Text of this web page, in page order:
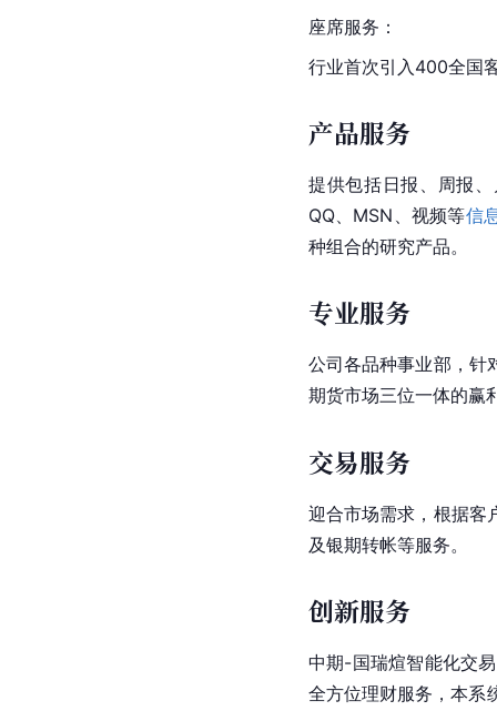
座席服务：
行业首次引入400全国
产品服务
提供包括日报、周报
QQ、 MSN 、视频等信
种组合的研究产品。
专业服务
公司各品种事业部，针
期货市场三位一体的赢
交易服务
迎合市场需求，根据客
及银期转帐等服务。
创新服务
中期-国瑞煊智能化交
全方位理财服务，本系